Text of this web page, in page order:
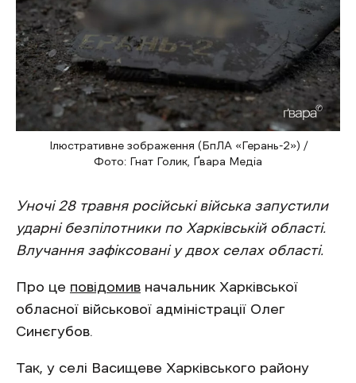
Ілюстративне зображення (БпЛА «Герань-2») /
Фото: Гнат Голик, Ґвара Медіа
Уночі 28 травня російські війська запустили
ударні безпілотники по Харківській області.
Влучання зафіксовані у двох селах області.
Про це повідомив начальник Харківської
обласної військової адміністрації Олег
Синєгубов.
Так, у селі Васищеве Харківського району